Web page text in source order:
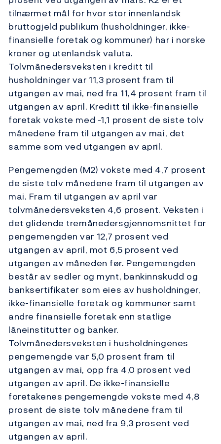
tilnærmet mål for hvor stor innenlandsk
bruttogjeld publikum (husholdninger, ikke-
finansielle foretak og kommuner) har i norske
kroner og utenlandsk valuta.
Tolvmånedersveksten i kreditt til
husholdninger var 11,3 prosent fram til
utgangen av mai, ned fra 11,4 prosent fram til
utgangen av april. Kreditt til ikke-finansielle
foretak vokste med -1,1 prosent de siste tolv
månedene fram til utgangen av mai, det
samme som ved utgangen av april.
Pengemengden (M2) vokste med 4,7 prosent
de siste tolv månedene fram til utgangen av
mai. Fram til utgangen av april var
tolvmånedersveksten 4,6 prosent. Veksten i
det glidende tremånedersgjennomsnittet for
pengemengden var 12,7 prosent ved
utgangen av april, mot 6,5 prosent ved
utgangen av måneden før. Pengemengden
består av sedler og mynt, bankinnskudd og
banksertifikater som eies av husholdninger,
ikke-finansielle foretak og kommuner samt
andre finansielle foretak enn statlige
låneinstitutter og banker.
Tolvmånedersveksten i husholdningenes
pengemengde var 5,0 prosent fram til
utgangen av mai, opp fra 4,0 prosent ved
utgangen av april. De ikke-finansielle
foretakenes pengemengde vokste med 4,8
prosent de siste tolv månedene fram til
utgangen av mai, ned fra 9,3 prosent ved
utgangen av april.